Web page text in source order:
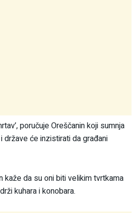
poručuje Oreščanin koji sumnja
će inzistirati da građani
kaže da su oni biti velikim tvrtkama
kuhara i konobara.